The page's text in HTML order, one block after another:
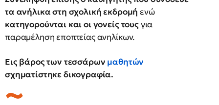
τα ανήλικα στη σχολική εκδρομή ενώ
κατηγορούνται και οι γονείς τουςγια
παραμέληση εποπτείας ανηλίκων.
Εις βάρος των τεσσάρων μαθητών
σχηματίστηκε δικογραφία.